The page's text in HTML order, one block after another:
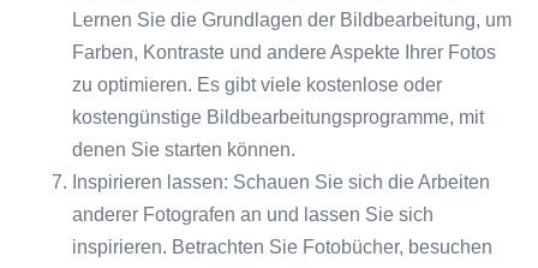
Lernen Sie die Grundlagen der Bildbearbeitung, um
Farben, Kontraste und andere Aspekte Ihrer Fotos
zu optimieren. Es gibt viele kostenlose oder
kostengünstige Bildbearbeitungsprogramme, mit
denen Sie starten können.
Inspirieren lassen: Schauen Sie sich die Arbeiten
anderer Fotografen an und lassen Sie sich
inspirieren. Betrachten Sie Fotobücher, besuchen